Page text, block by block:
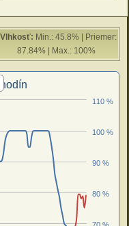
Vlhkosť: Min.: 45.8% | Priemer:
87.84% | Max.: 100%
80 %
90 %
100 %
110 %